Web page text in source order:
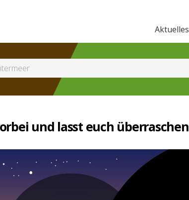
Aktuelles
und lasst euch überraschen